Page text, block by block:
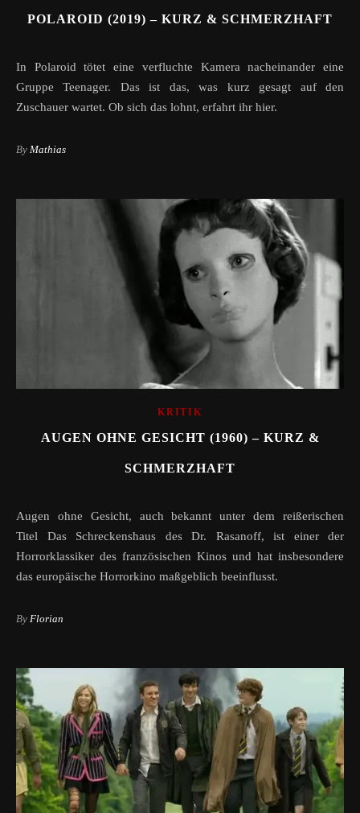
POLAROID (2019) – KURZ & SCHMERZHAFT
In Polaroid tötet eine verfluchte Kamera nacheinander eine
Gruppe Teenager. Das ist das, was kurz gesagt auf den
Zuschauer wartet. Ob sich das lohnt, erfahrt ihr hier.
By Mathias
KRITIK
AUGEN OHNE GESICHT (1960) – KURZ &
SCHMERZHAFT
Augen ohne Gesicht, auch bekannt unter dem reißerischen
Titel Das Schreckenshaus des Dr. Rasanoff, ist einer der
Horrorklassiker des französischen Kinos und hat insbesondere
das europäische Horrorkino maßgeblich beeinflusst.
By Florian